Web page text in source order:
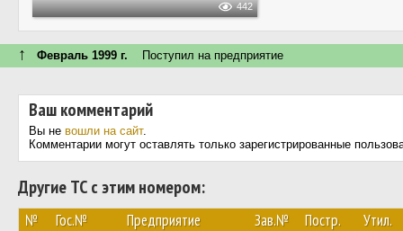
442
↑ Февраль 1999 г. Поступил на предприятие
Ваш комментарий
Вы не вошли на сайт.
Комментарии могут оставлять только зарегистрированные
Другие ТС с этим номером:
№ Гос.№ Предприятие Зав.№ Постр. Утил.